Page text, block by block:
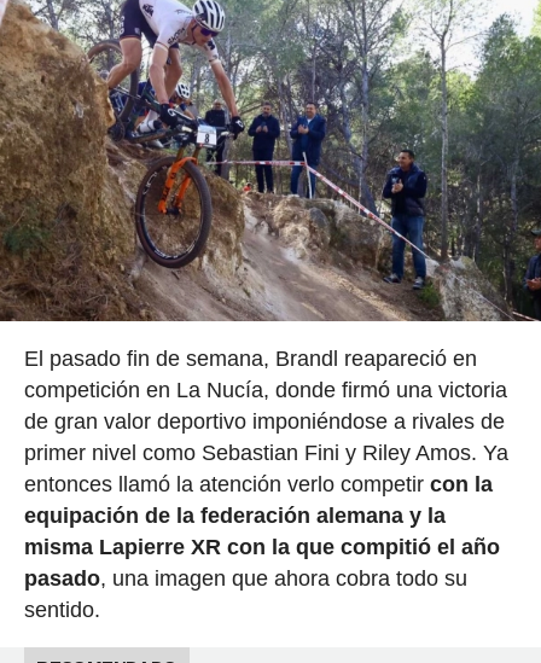
El pasado fin de semana, Brandl reapareció en
competición en La Nucía, donde firmó una victoria
de gran valor deportivo imponiéndose a rivales de
primer nivel como Sebastian Fini y Riley Amos. Ya
entonces llamó la atención verlo competir con la
equipación de la federación alemana y la
misma Lapierre XR con la que compitió el año
pasado, una imagen que ahora cobra todo su
sentido.